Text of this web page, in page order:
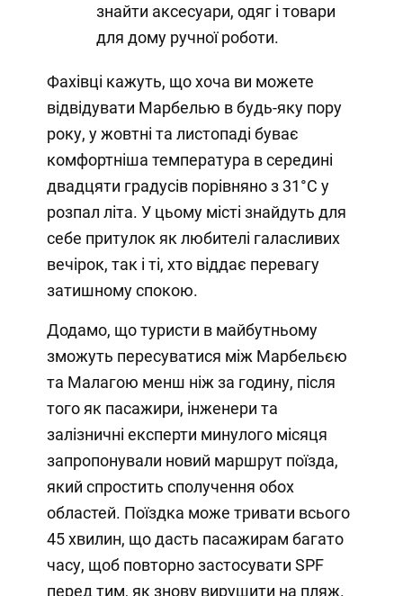
знайти аксесуари, одяг і товари
для дому ручної роботи.
Фахівці кажуть, що хоча ви можете
відвідувати Марбелью в будь-яку пору
року, у жовтні та листопаді буває
комфортніша температура в середині
двадцяти градусів порівняно з 31°C у
розпал літа. У цьому місті знайдуть для
себе притулок як любителі галасливих
вечірок, так і ті, хто віддає перевагу
затишному спокою.
Додамо, що туристи в майбутньому
зможуть пересуватися між Марбельєю
та Малагою менш ніж за годину, після
того як пасажири, інженери та
залізничні експерти минулого місяця
запропонували новий маршрут поїзда,
який спростить сполучення обох
областей. Поїздка може тривати всього
45 хвилин, що дасть пасажирам багато
часу, щоб повторно застосувати SPF
перед тим, як знову вирушити на пляж.